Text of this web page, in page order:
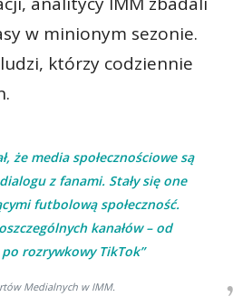
w minionym sezonie.
którzy codziennie
że media społecznościowe są
z fanami. Stały się one
futbolową społeczność.
kanałów – od
rozrywkowy TikTok”
Medialnych w IMM.